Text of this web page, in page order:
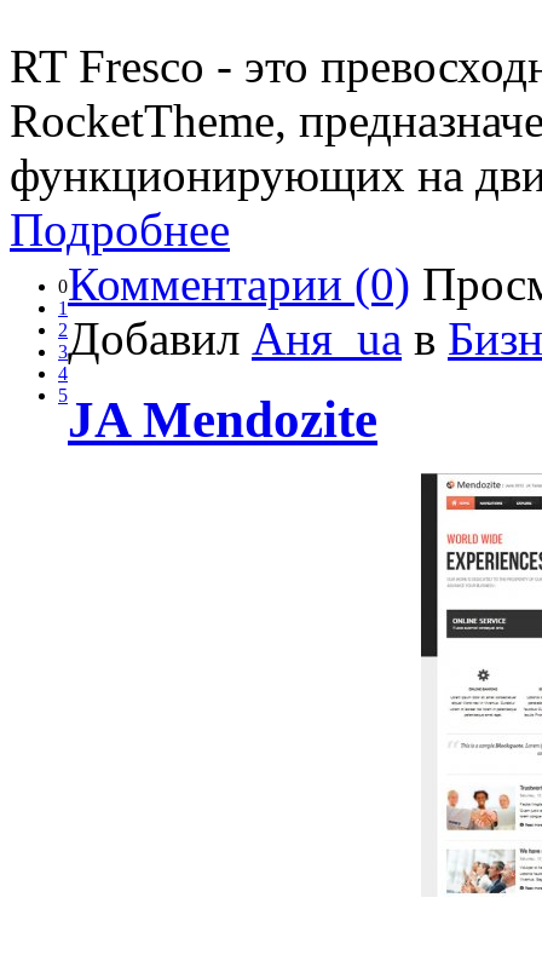
RT Fresco - это
RocketTheme,
функционирующих на
Подробнее
0
1
2
3
4
5
Комментарии (0)
Добавил Аня_ua в
JA Mendozite